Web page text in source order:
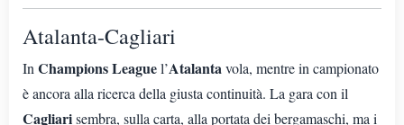
Atalanta-Cagliari
In Champions Leaguel’Atalantavola, mentre in campionato
è ancora alla ricerca della giusta continuità. La gara con il
Cagliarisembra, sulla carta, alla portata dei bergamaschi, ma i